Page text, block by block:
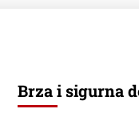
Brza i sigurna